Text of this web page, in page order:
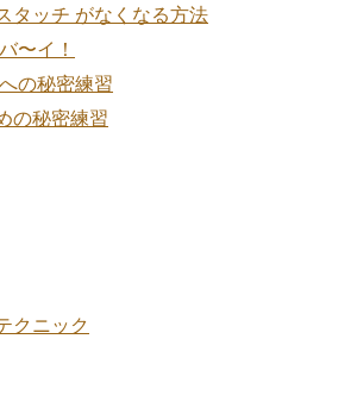
タッチ がなくなる方法
〜イ！
の秘密練習
の秘密練習
クニック